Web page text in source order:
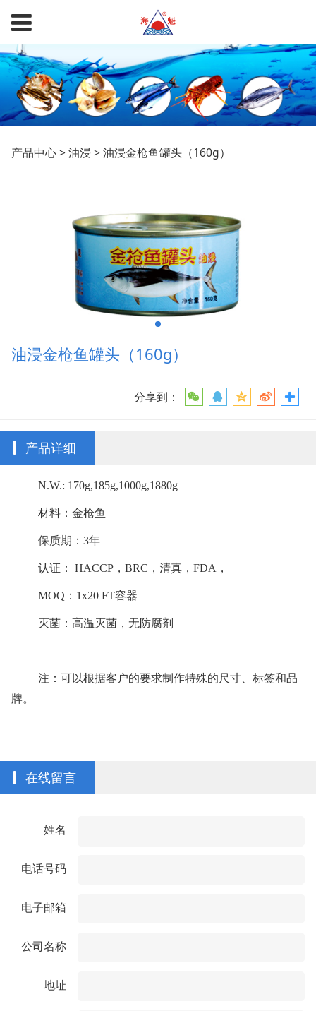
油浸金枪鱼罐头
产品中心>油浸>油浸金枪鱼罐头（160g）
油浸金枪鱼罐头（160g）
分享到：
产品详细
N.W.: 170g,185g,1000g,1880g
材料：金枪鱼
保质期：3年
认证： HACCP，BRC，清真，FDA，
MOQ：1x20 FT容器
灭菌：高温灭菌，无防腐剂
注：可以根据客户的要求制作特殊的尺寸、标签和品
牌。
在线留言
姓名
电话号码
电子邮箱
公司名称
地址